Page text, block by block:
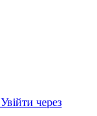
Увійти через